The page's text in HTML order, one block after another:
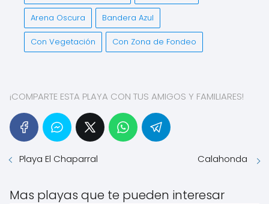
Arena Oscura Bandera Azul
Con Vegetación Con Zona de Fondeo
¡COMPARTE ESTA PLAYA CON TUS AMIGOS Y FAMILIARES!
Playa El Chaparral Calahonda
Mas playas que te pueden interesar